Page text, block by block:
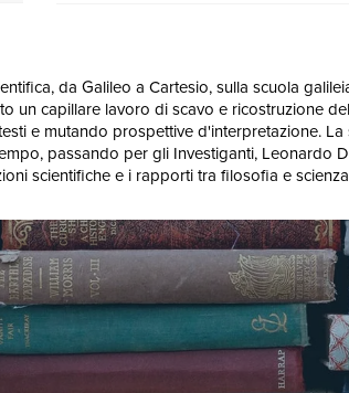
da Galileo a Cartesio, sulla scuola
un capillare lavoro di scavo e ricostruzione
e mutando prospettive d'interpretazione.
passando per gli Investiganti,
scientifiche e i rapporti tra filosofia e